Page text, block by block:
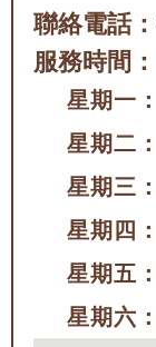
聯絡電話：
服務時間：
星期一：
星期二：
星期三：
星期四：
星期五：
星期六：